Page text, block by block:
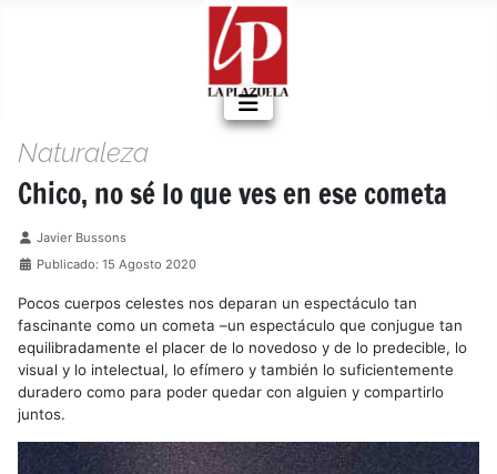
Naturaleza
Chico, no sé lo que ves en ese cometa
Detalles
Javier Bussons
Publicado: 15 Agosto 2020
Pocos cuerpos celestes nos deparan un espectáculo tan
fascinante como un cometa –un espectáculo que conjugue tan
equilibradamente el placer de lo novedoso y de lo predecible, lo
visual y lo intelectual, lo efímero y también lo suficientemente
duradero como para poder quedar con alguien y compartirlo
juntos.